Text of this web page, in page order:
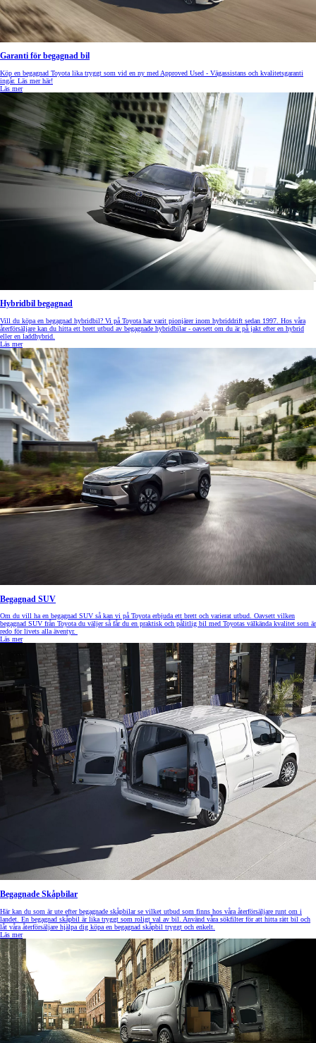
Garanti för begagnad bil
Köp en begagnad Toyota lika tryggt som vid en ny med Approved Used - Vägassistans och kvalitetsgaranti
ingår. Läs mer här!
Läs mer
Hybridbil begagnad
Vill du köpa en begagnad hybridbil? Vi på Toyota har varit pionjärer inom hybriddrift sedan 1997. Hos våra
återförsäljare kan du hitta ett brett utbud av begagnade hybridbilar - oavsett om du är på jakt efter en hybrid
eller en laddhybrid.
Läs mer
Begagnad SUV
Om du vill ha en begagnad SUV så kan vi på Toyota erbjuda ett brett och varierat utbud. Oavsett vilken
begagnad SUV från Toyota du väljer så får du en praktisk och pålitlig bil med Toyotas välkända kvalitet som är
redo för livets alla äventyr.
Läs mer
Begagnade Skåpbilar
Här kan du som är ute efter begagnade skåpbilar se vilket utbud som finns hos våra återförsäljare runt om i
landet. En begagnad skåpbil är lika tryggt som roligt val av bil. Använd våra sökfilter för att hitta rätt bil och
låt våra återförsäljare hjälpa dig köpa en begagnad skåpbil tryggt och enkelt.
Läs mer